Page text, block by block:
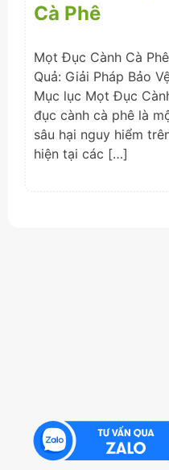
Cà Phê
Mọt Đục Cành Cà
Quả: Giải Pháp Bảo
Mục lục Mọt Đục
đục cành cà phê là
sâu hại nguy hiểm
hiện tại các […]